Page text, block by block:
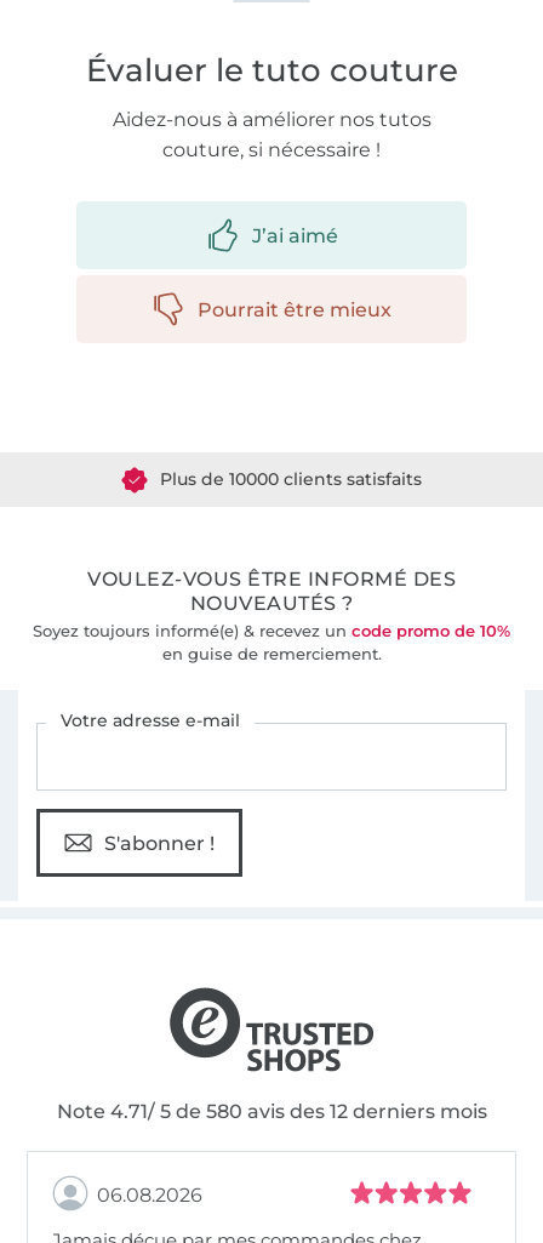
Évaluer le tuto couture
Aidez-nous à améliorer nos tutos
couture, si nécessaire !
J’ai aimé
Pourrait être mieux
VOULEZ-VOUS ÊTRE INFORMÉ DES
NOUVEAUTÉS ?
Soyez toujours informé(e) & recevez un code promo de 10%
en guise de remerciement.
Votre adresse e-mail
S'abonner !
Note 4.71/ 5 de 580 avis des 12 derniers mois
06.08.2026